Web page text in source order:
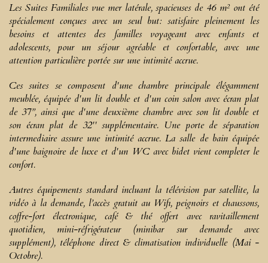
Les Suites Familiales vue mer latérale, spacieuses de 46 m² ont été
spécialement conçues avec un seul but: satisfaire pleinement les
besoins et attentes des familles voyageant avec enfants et
adolescents, pour un séjour agréable et confortable, avec une
attention particulière portée sur une intimité accrue.
Ces suites se composent d'une chambre principale élégamment
meublée, équipée d'un lit double et d'un coin salon avec écran plat
de 37’’, ainsi que d'une deuxième chambre avec son lit double et
son écran plat de 32'' supplémentaire. Une porte de séparation
intermediaire assure une intimité accrue. La salle de bain équipée
d'une baignoire de luxe et d'un WC avec bidet vient completer le
confort.
Autres équipements standard incluant la télévision par satellite, la
vidéo à la demande, l’accès gratuit au Wifi, peignoirs et chaussons,
coffre-fort électronique, café & thé offert avec ravitaillement
quotidien, mini-réfrigérateur (minibar sur demande avec
supplément), téléphone direct & climatisation individuelle (Mai -
Octobre).